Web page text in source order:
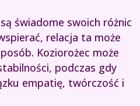
świadome swoich różnic
relacja ta może
Koziorożec może
podczas gdy
empatię, twórczość i